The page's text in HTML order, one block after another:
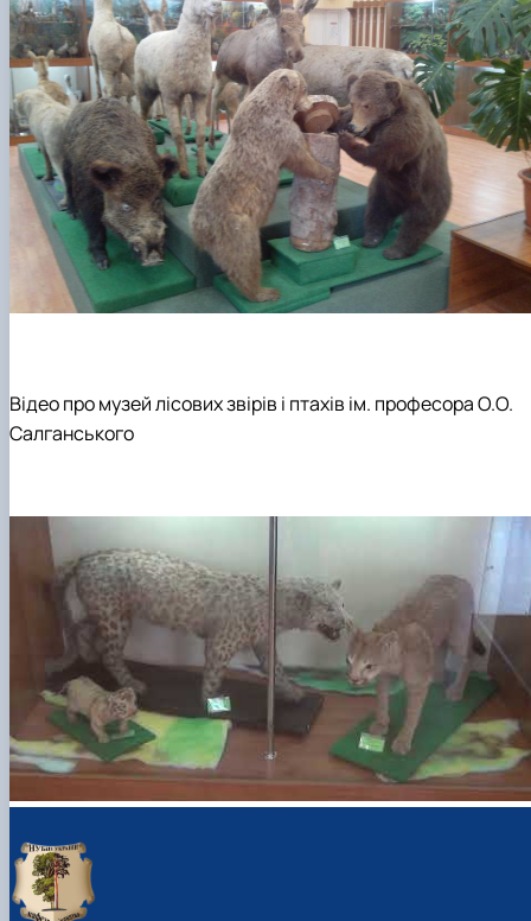
Відео про музей лісових звірів і птахів ім. професора О.О.
Салганського